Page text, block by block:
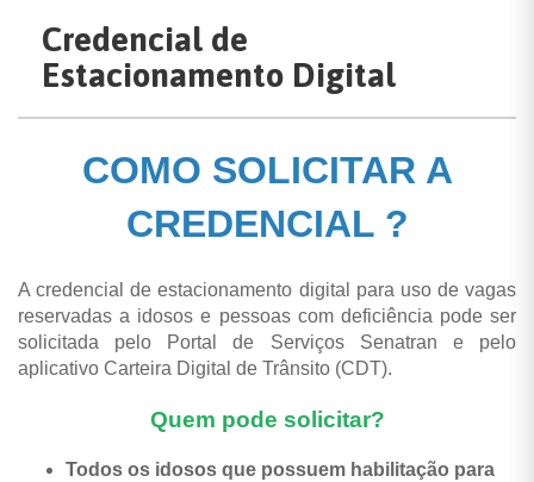
Credencial de
Estacionamento Digital
COMO SOLICITAR A
CREDENCIAL ?
A credencial de estacionamento digital para uso de vagas
reservadas a idosos e pessoas com deficiência pode ser
solicitada pelo Portal de Serviços Senatran e pelo
aplicativo Carteira Digital de Trânsito (CDT).
Quem pode solicitar?
Todos os idosos que possuem habilitação para